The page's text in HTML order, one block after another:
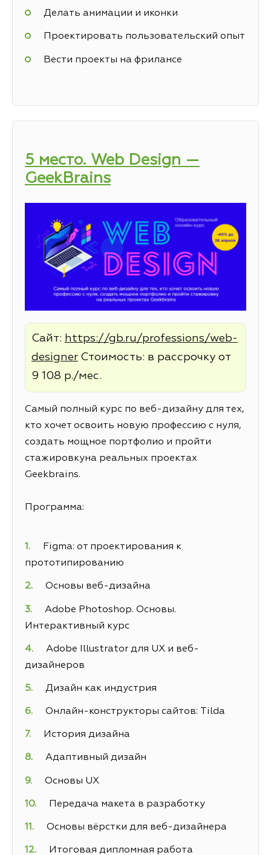
Делать анимации и иконки
Проектировать пользовательский опыт
Вести проекты на фрилансе
5 место. Web Design —
GeekBrains
Сайт: https://gb.ru/professions/web-
designer Стоимость: в рассрочку от
9 108 р./мес.
Самый полный курс по веб-дизайну для тех,
кто хочет освоить новую профессию с нуля,
создать мощное портфолио и пройти
стажировкуна реальных проектах
Geekbrains.
Программа:
Figma: от проектирования к
прототипированию
Основы веб-дизайна
Adobe Photoshop. Основы.
Интерактивный курс
Adobe Illustrator для UX и веб-
дизайнеров
Дизайн как индустрия
Онлайн-конструкторы сайтов: Tilda
История дизайна
Адаптивный дизайн
Основы UX
Передача макета в разработку
Основы вёрстки для веб-дизайнера
Итоговая дипломная работа